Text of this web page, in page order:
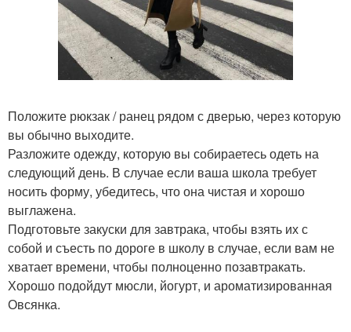
Положите рюкзак / ранец рядом с дверью, через которую
вы обычно выходите.
Разложите одежду, которую вы собираетесь одеть на
следующий день. В случае если ваша школа требует
носить форму, убедитесь, что она чистая и хорошо
выглажена.
Подготовьте закуски для завтрака, чтобы взять их с
собой и съесть по дороге в школу в случае, если вам не
хватает времени, чтобы полноценно позавтракать.
Хорошо подойдут мюсли, йогурт, и ароматизированная
Овсянка.